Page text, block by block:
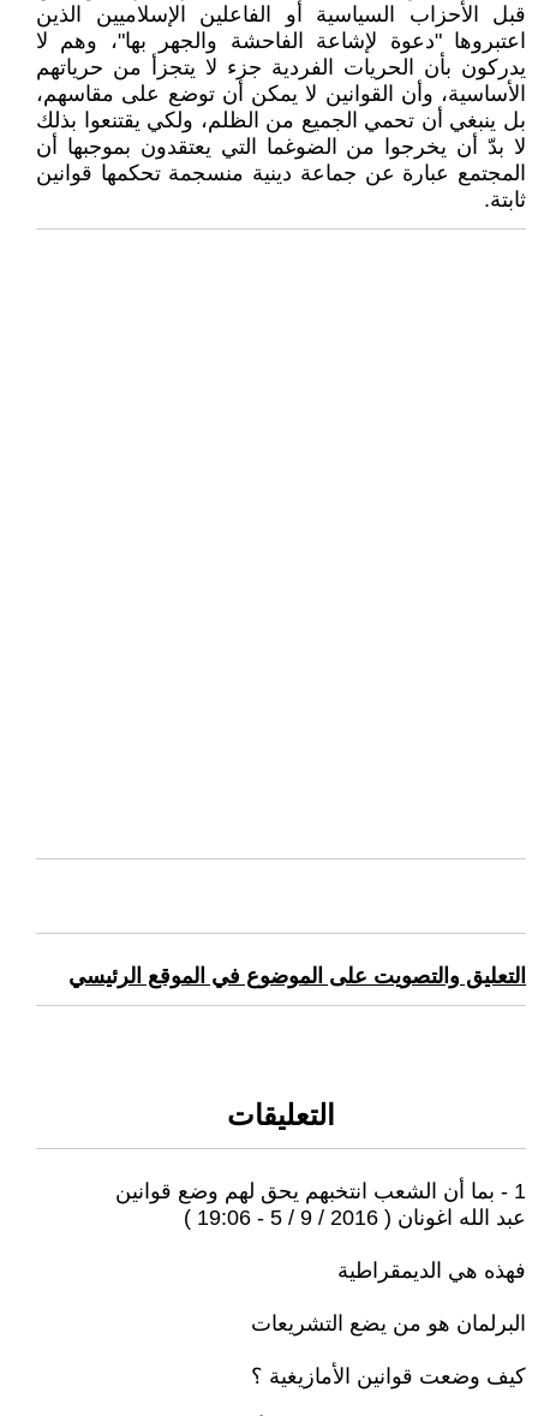
قبل الأحزاب السياسية أو الفاعلين الإسلاميين الذين
اعتبروها "دعوة لإشاعة الفاحشة والجهر بها"، وهم لا
يدركون بأن الحريات الفردية جزء لا يتجزأ من حرياتهم
الأساسية، وأن القوانين لا يمكن أن توضع على مقاسهم،
بل ينبغي أن تحمي الجميع من الظلم، ولكي يقتنعوا بذلك
لا بدّ أن يخرجوا من الضوغما التي يعتقدون بموجبها أن
المجتمع عبارة عن جماعة دينية منسجمة تحكمها قوانين
ثابتة.
التعليق والتصويت على الموضوع في الموقع الرئيسي
التعليقات
1 - بما أن الشعب انتخبهم يحق لهم وضع قوانين
عبد الله اغونان ( 2016 / 9 / 5 - 19:06 )
فهذه هي الديمقراطية
البرلمان هو من يضع التشريعات
كيف وضعت قوانين الأمازيغية ؟